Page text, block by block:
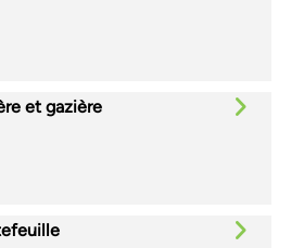
et gazière